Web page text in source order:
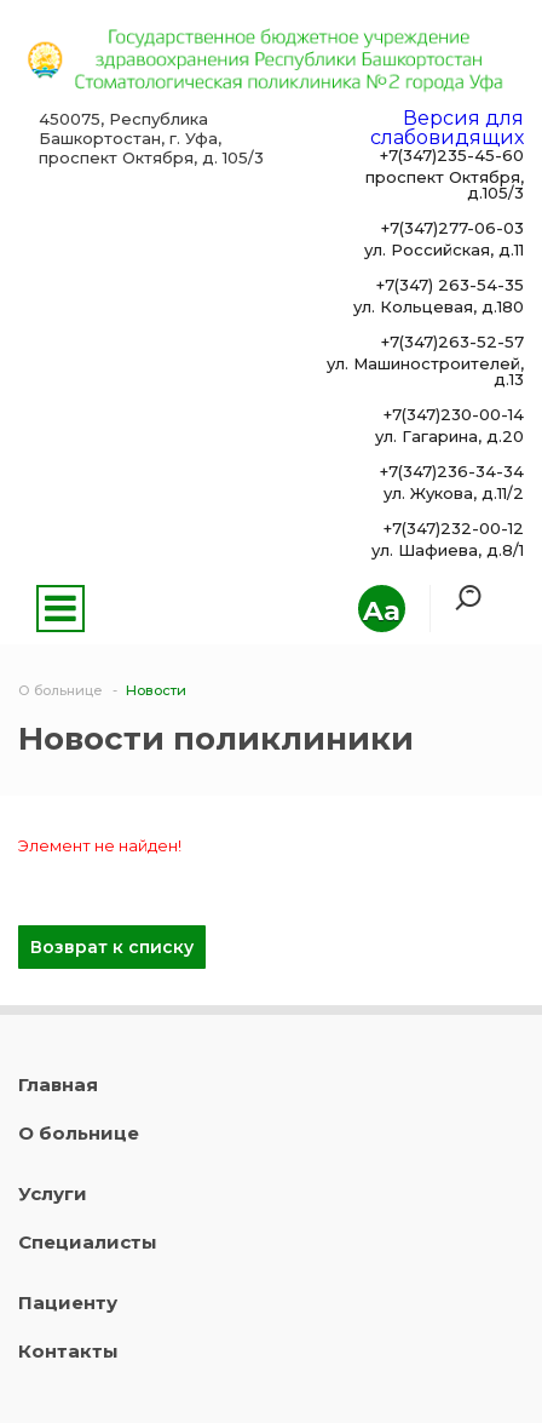
Aa
450075, Республика
Башкортостан, г. Уфа,
проспект Октября, д. 105/3
Версия для
слабовидящих
+7(347)235-45-60
проспект Октября,
д.105/3
+7(347)277-06-03
ул. Российская, д.11
+7(347) 263-54-35
ул. Кольцевая, д.180
+7(347)263-52-57
ул. Машиностроителей,
д.13
+7(347)230-00-14
ул. Гагарина, д.20
+7(347)236-34-34
ул. Жукова, д.11/2
+7(347)232-00-12
ул. Шафиева, д.8/1
О больнице Новости
Новости поликлиники
Элемент не найден!
Возврат к списку
Главная
О больнице
Услуги
Специалисты
Пациенту
Контакты